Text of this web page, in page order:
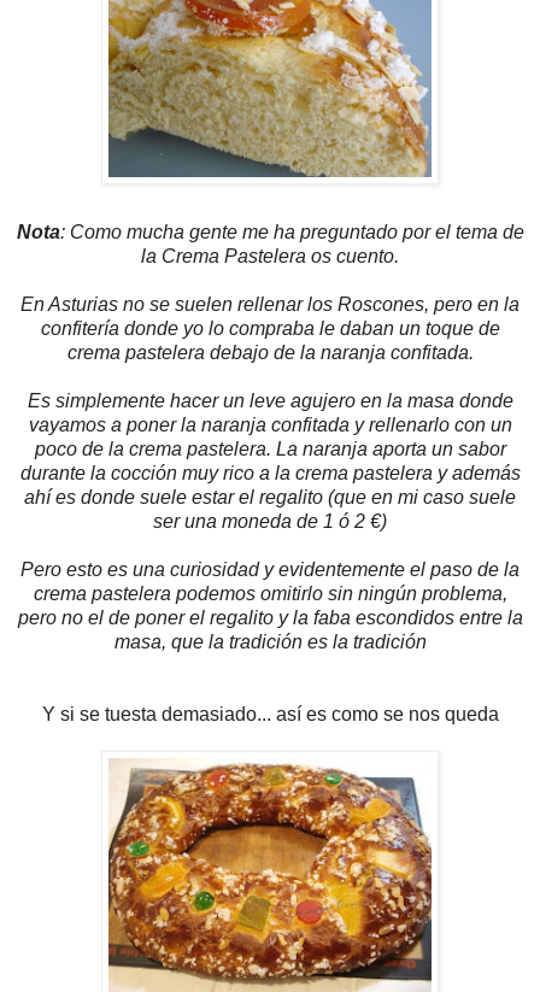
Nota: Como mucha gente me ha preguntado por el tema de
la Crema Pastelera os cuento.
En Asturias no se suelen rellenar los Roscones, pero en la
confitería donde yo lo compraba le daban un toque de
crema pastelera debajo de la naranja confitada.
Es simplemente hacer un leve agujero en la masa donde
vayamos a poner la naranja confitada y rellenarlo con un
poco de la crema pastelera. La naranja aporta un sabor
durante la cocción muy rico a la crema pastelera y además
ahí es donde suele estar el regalito (que en mi caso suele
ser una moneda de 1 ó 2 €)
Pero esto es una curiosidad y evidentemente el paso de la
crema pastelera podemos omitirlo sin ningún problema,
pero no el de poner el regalito y la faba escondidos entre la
masa, que la tradición es la tradición
Y si se tuesta demasiado... así es como se nos queda